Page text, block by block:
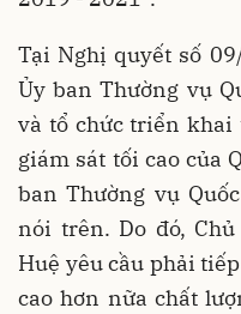
Tại Nghị quyết số
Ủy ban Thường vụ
và tổ chức triển
giám sát tối cao của
ban Thường vụ
nói trên. Do đó,
Huệ yêu cầu phải
cao hơn nữa chất